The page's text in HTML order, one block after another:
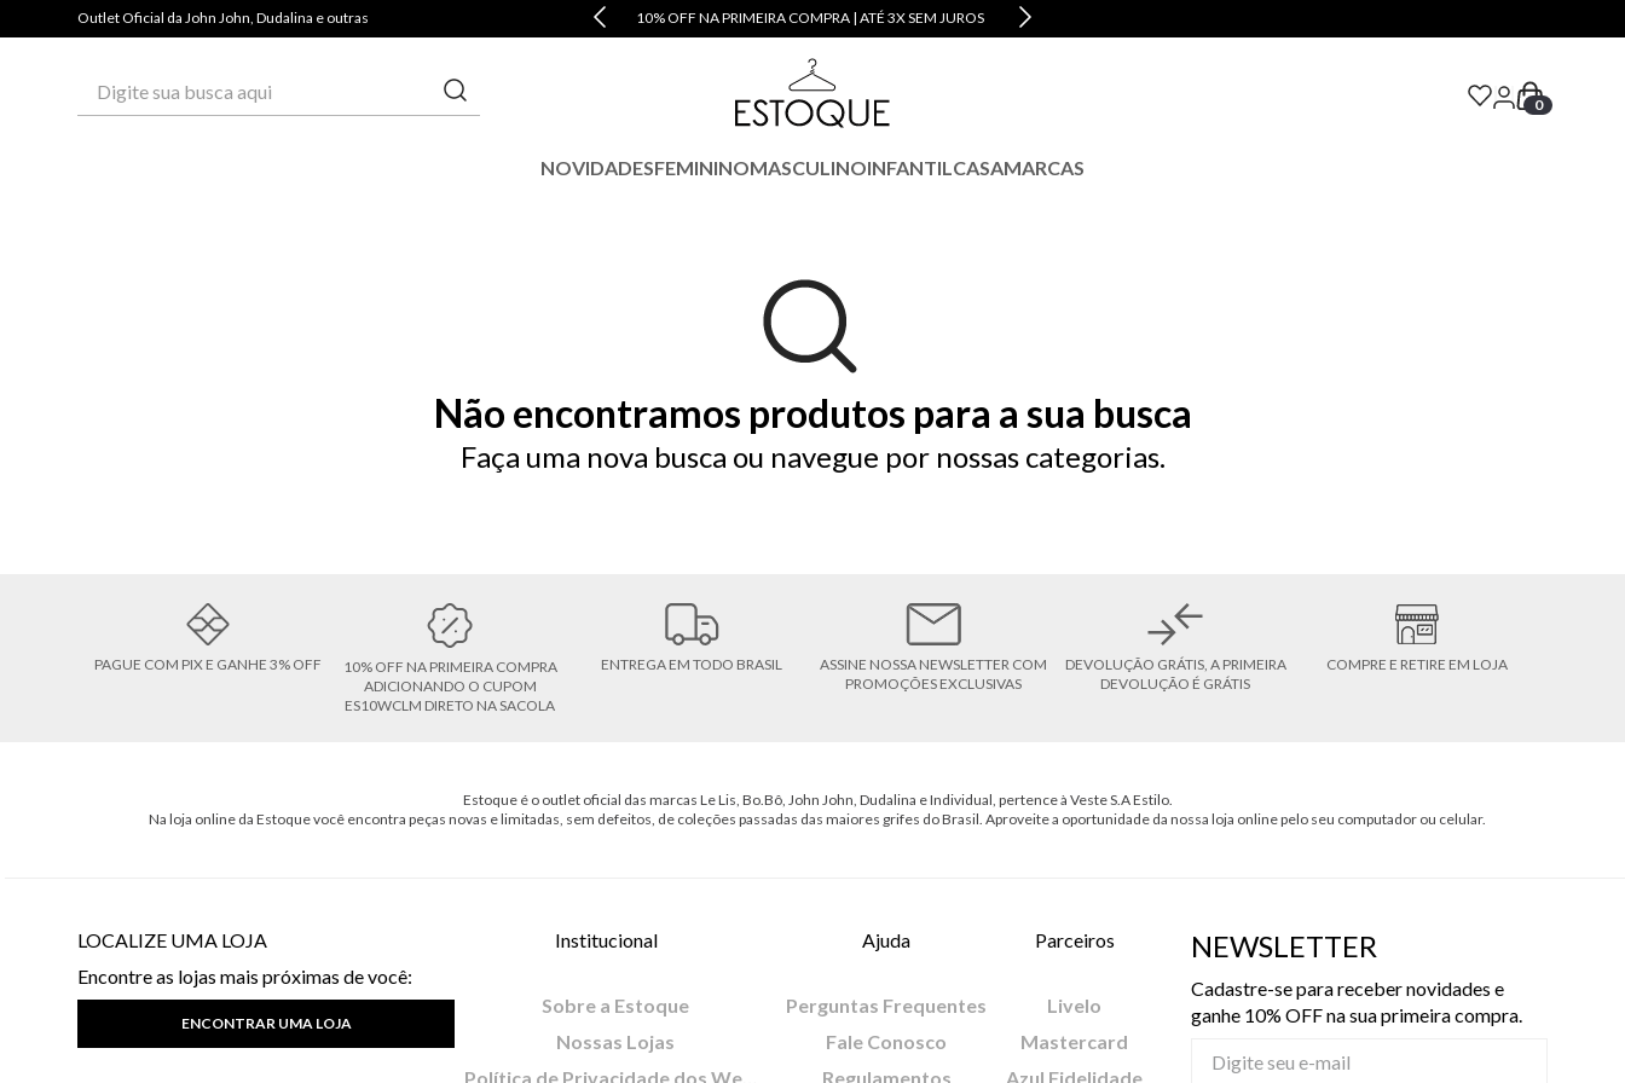
Outlet Oficial da John John, Dudalina e outrasPAGUE COM PIX E GANHE 3% OFF* 10% OFF NA PRIMEIRA COMPRA | ATÉ 3X SEM JUROS
0
NOVIDADESFEMININOMASCULINOINFANTILCASAMARCAS
Não encontramos produtos para a sua busca
Faça uma nova busca ou navegue por nossas categorias.
PAGUE COM PIX E GANHE 3% OFF
10% OFF NA PRIMEIRA COMPRA
ADICIONANDO O CUPOM
ES10WCLM DIRETO NA SACOLA
ENTREGA EM TODO BRASIL
ASSINE NOSSA NEWSLETTER COM
PROMOÇÕES EXCLUSIVAS
DEVOLUÇÃO GRÁTIS, A PRIMEIRA
DEVOLUÇÃO É GRÁTIS
COMPRE E RETIRE EM LOJA
Estoque é o outlet oficial das marcas Le Lis, Bo.Bô, John John, Dudalina e Individual, pertence à Veste S.A Estilo.
Na loja online da Estoque você encontra peças novas e limitadas, sem defeitos, de coleções passadas das maiores grifes do Brasil. Aproveite a oportunidade da nossa loja online pelo seu computador ou celular.
LOCALIZE UMA LOJA
Encontre as lojas mais próximas de você:
ENCONTRAR UMA LOJA
Institucional
Sobre a Estoque
Nossas Lojas
Ajuda
Perguntas Frequentes
Fale Conosco
Regulamentos
Parceiros
Livelo
Mastercard
Azul Fidelidade
NEWSLETTER
Cadastre-se para receber novidades e
ganhe 10% OFF na sua primeira compra.